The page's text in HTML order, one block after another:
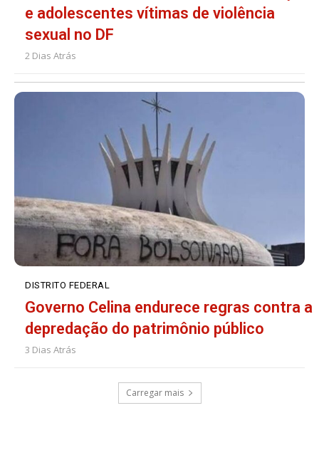
e adolescentes vítimas de violência
sexual no DF
2 Dias Atrás
DISTRITO FEDERAL
Governo Celina endurece regras contra a
depredação do patrimônio público
3 Dias Atrás
Carregar mais